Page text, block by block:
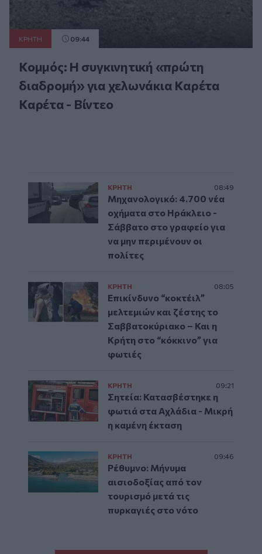
ΚΡΗΤΗ 09:44
Κομμός: Η συγκινητική «πρώτη
διαδρομή» για χελωνάκια Καρέτα
Καρέτα - Βίντεο
ΚΡΗΤΗ 08:49
Μηχανολογικό: 4.700 νέα
οχήματα στο Ηράκλειο -
Σάββατο στο γραφείο για
να μην περιμένουν οι
πολίτες
ΚΡΗΤΗ 08:05
Επικίνδυνο “κοκτέιλ”
μελτεμιών και ζέστης το
Σαββατοκύριακο – Και η
Κρήτη στο “κόκκινο” για
φωτιές
ΚΡΗΤΗ 09:21
Σητεία: Κατασβέστηκε η
φωτιά στα Αχλάδια - Μικρή
η καμένη έκταση
ΚΡΗΤΗ 09:46
Ρέθυμνο: Μήνυμα
αισιοδοξίας από τον
τουρισμό μετά τις
πυρκαγιές στο νότο